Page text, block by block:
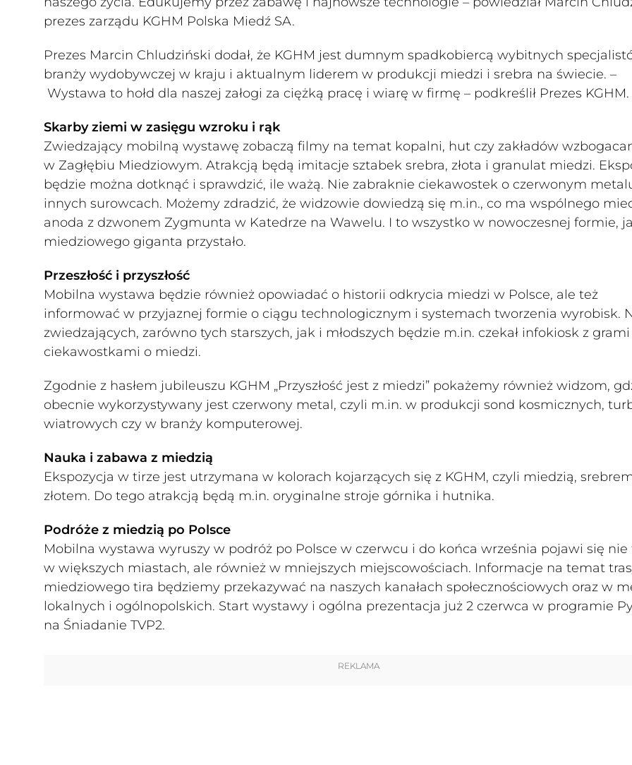
prezes zarządu KGHM Polska Miedź SA.
Prezes Marcin Chludziński dodał, że KGHM jest dumnym spadkobiercą wybitnych
branży wydobywczej w kraju i aktualnym liderem w produkcji miedzi i srebra na świecie. –
Wystawa to hołd dla naszej załogi za ciężką pracę i wiarę w firmę – podkreślił Prezes KGHM.
Skarby ziemi w zasięgu wzroku i rąk
Zwiedzający mobilną wystawę zobaczą filmy na temat kopalni, hut czy zakładów
w Zagłębiu Miedziowym. Atrakcją będą imitacje sztabek srebra, złota i granulat miedzi.
będzie można dotknąć i sprawdzić, ile ważą. Nie zabraknie ciekawostek o czerwonym
innych surowcach. Możemy zdradzić, że widzowie dowiedzą się m.in., co ma wspólnego
anoda z dzwonem Zygmunta w Katedrze na Wawelu. I to wszystko w nowoczesnej formie,
miedziowego giganta przystało.
Przeszłość i przyszłość
Mobilna wystawa będzie również opowiadać o historii odkrycia miedzi w Polsce, ale też
informować w przyjaznej formie o ciągu technologicznym i systemach tworzenia wyrobisk.
zwiedzających, zarówno tych starszych, jak i młodszych będzie m.in. czekał infokiosk z
ciekawostkami o miedzi.
Zgodnie z hasłem jubileuszu KGHM „Przyszłość jest z miedzi” pokażemy również widzom,
obecnie wykorzystywany jest czerwony metal, czyli m.in. w produkcji sond kosmicznych,
wiatrowych czy w branży komputerowej.
Nauka i zabawa z miedzią
Ekspozycja w tirze jest utrzymana w kolorach kojarzących się z KGHM, czyli miedzią,
złotem. Do tego atrakcją będą m.in. oryginalne stroje górnika i hutnika.
Podróże z miedzią po Polsce
Mobilna wystawa wyruszy w podróż po Polsce w czerwcu i do końca września pojawi się nie
w większych miastach, ale również w mniejszych miejscowościach. Informacje na temat
miedziowego tira będziemy przekazywać na naszych kanałach społecznościowych oraz w
lokalnych i ogólnopolskich. Start wystawy i ogólna prezentacja już 2 czerwca w programie
na Śniadanie TVP2.
REKLAMA